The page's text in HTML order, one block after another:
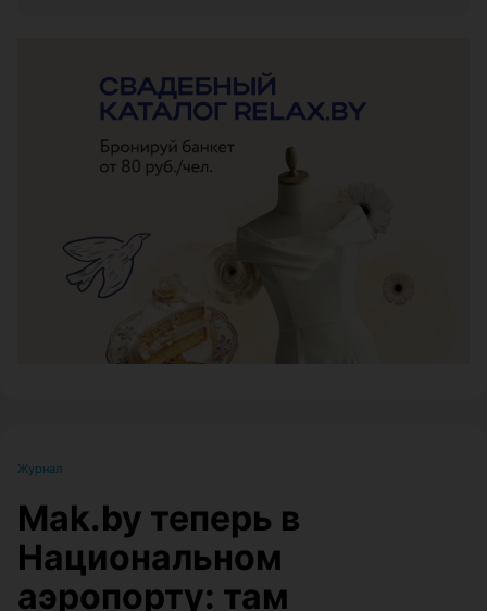
Журнал
Mak.by теперь в
Национальном
аэропорту: там